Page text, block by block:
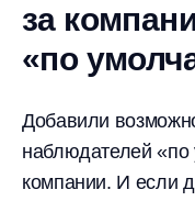
за
«по
Добавили
наблюдателей «по
компании. И если